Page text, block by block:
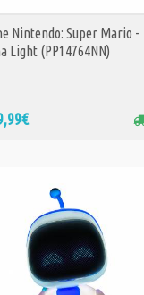
Nintendo: Super Mario -
Light (PP14764NN)